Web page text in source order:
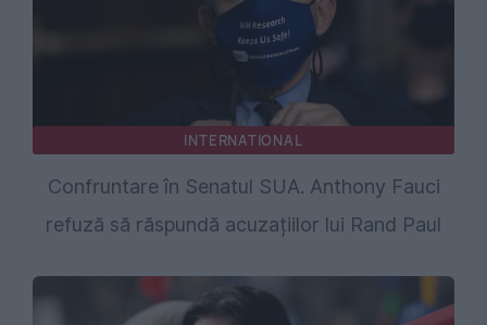
INTERNATIONAL
Confruntare în Senatul SUA. Anthony Fauci
refuză să răspundă acuzațiilor lui Rand Paul